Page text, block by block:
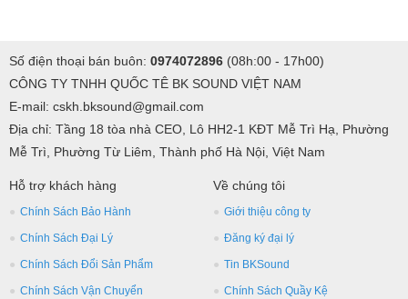
Số điện thoại bán buôn: 0974072896 (08h:00 - 17h00)
CÔNG TY TNHH QUỐC TÊ BK SOUND VIỆT NAM
E-mail: cskh.bksound@gmail.com
Địa chỉ: Tầng 18 tòa nhà CEO, Lô HH2-1 KĐT Mễ Trì Hạ, Phường
Mễ Trì, Phường Từ Liêm, Thành phố Hà Nội, Việt Nam
Hỗ trợ khách hàng
Chính Sách Bảo Hành
Chính Sách Đại Lý
Chính Sách Đổi Sản Phẩm
Chính Sách Vận Chuyển
Về chúng tôi
Giới thiệu công ty
Đăng ký đại lý
Tin BKSound
Chính Sách Quầy Kệ